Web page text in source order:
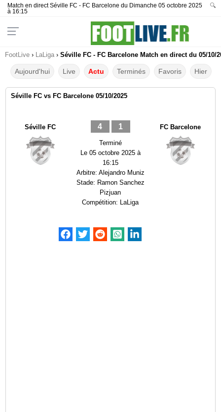
Match en direct Séville FC - FC Barcelone du Dimanche 05 octobre 2025
à 16:15
🔍
FootLive › LaLiga › Séville FC - FC Barcelone Match en direct du 05/10/
Aujourd'hui Live Actu Terminés Favoris Hier
Séville FC vs FC Barcelone 05/10/2025
Séville FC 4 1
Terminé
Le 05 octobre 2025 à
16:15
Arbitre: Alejandro Muniz
Stade: Ramon Sanchez
Pizjuan
Compétition: LaLiga
FC Barcelone